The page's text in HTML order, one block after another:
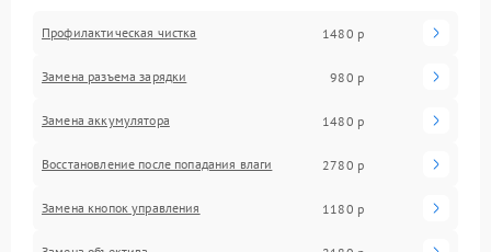
Профилактическая чистка 1480 р
Замена разъема зарядки 980 р
Замена аккумулятора 1480 р
Восстановление после попадания влаги 2780 р
Замена кнопок управления 1180 р